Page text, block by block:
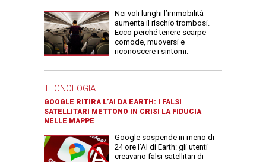
Nei voli lunghi l’immobilità
aumenta il rischio trombosi.
Ecco perché tenere scarpe
comode, muoversi e
riconoscere i sintomi.
TECNOLOGIA
GOOGLE RITIRA L’AI DA EARTH: I FALSI
SATELLITARI METTONO IN CRISI LA FIDUCIA
NELLE MAPPE
Google sospende in meno di
24 ore l’AI di Earth: gli utenti
creavano falsi satellitari di